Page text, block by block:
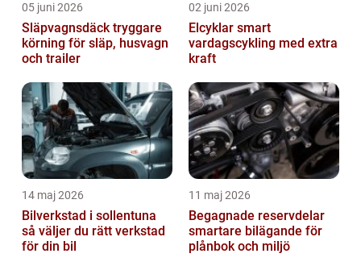
05 juni 2026
Släpvagnsdäck tryggare
körning för släp, husvagn
och trailer
02 juni 2026
Elcyklar smart
vardagscykling med extra
kraft
14 maj 2026
Bilverkstad i sollentuna
så väljer du rätt verkstad
för din bil
11 maj 2026
Begagnade reservdelar
smartare bilägande för
plånbok och miljö